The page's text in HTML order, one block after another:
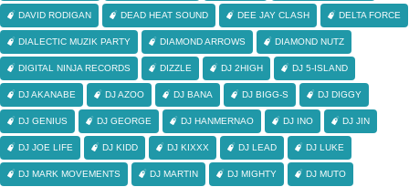
DAVID RODIGAN DEAD HEAT SOUND DEE JAY CLASH DELTA FORCE
DIALECTIC MUZIK PARTY DIAMOND ARROWS DIAMOND NUTZ
DIGITAL NINJA RECORDS DIZZLE DJ 2HIGH DJ 5-ISLAND
DJ AKANABE DJ AZOO DJ BANA DJ BIGG-S DJ DIGGY
DJ GENIUS DJ GEORGE DJ HANMERNAO DJ INO DJ JIN
DJ JOE LIFE DJ KIDD DJ KIXXX DJ LEAD DJ LUKE
DJ MARK MOVEMENTS DJ MARTIN DJ MIGHTY DJ MUTO